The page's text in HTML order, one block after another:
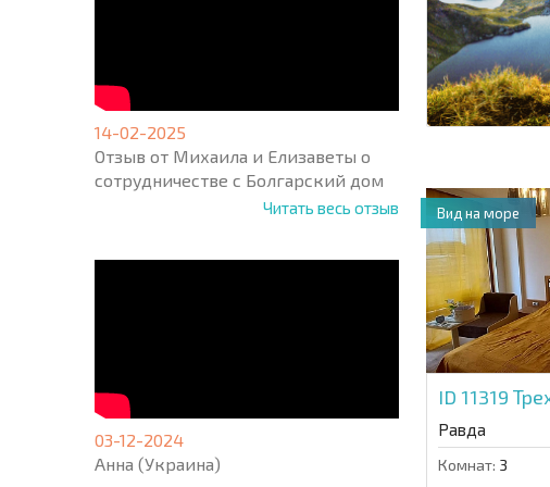
14-02-2025
Отзыв от Михаила и Елизаветы о
сотрудничестве с Болгарский дом
Читать весь отзыв
03-12-2024
Анна (Украина)
ID 11319
Равда
Комнат: 3
Вид на море